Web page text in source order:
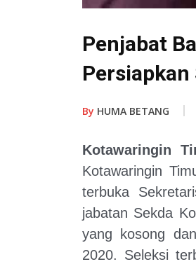
Penjabat
Persiapkan
By HUMA BETANG
Kotawaringin
Kotawaringin
terbuka
jabatan Sekda
yang kosong
2020. Seleksi